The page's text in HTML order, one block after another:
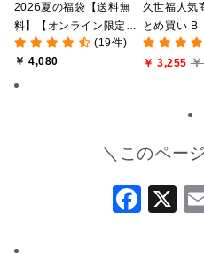
2026夏の福袋【送料無
料】【オンライン限定】
【ポイントキャンペーン
実施中】【のし・ラッピ
ング・化粧箱詰め不可】
(19件)
￥ 4,080
久世福人気
とめ買い B
ピング・化
可】
￥ 3,255
＼このペー
X